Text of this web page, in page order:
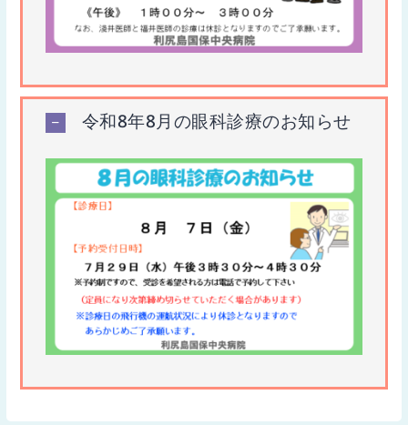
令和8年8月の眼科診療のお知らせ